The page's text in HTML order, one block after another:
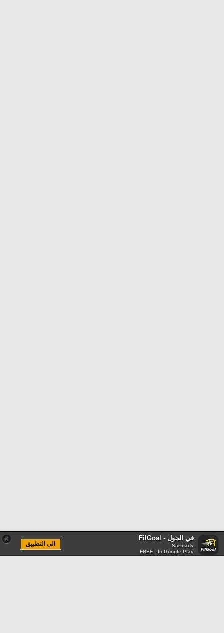
× في الجول - FilGoal
Sarmady
FREE - In Google Play
الى التطبيق